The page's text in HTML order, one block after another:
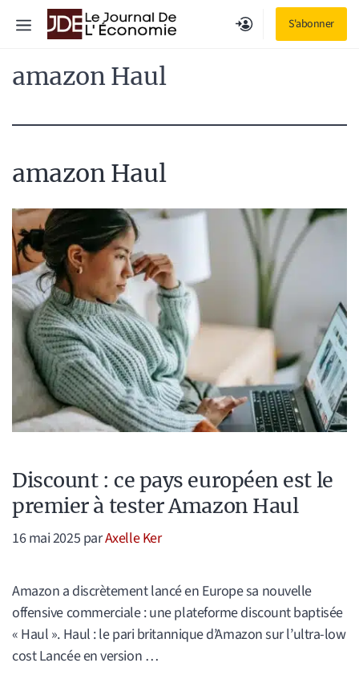
S'abonner
Menu
amazon Haul
amazon Haul
Discount : ce pays européen est le
premier à tester Amazon Haul
16 mai 2025 parAxelle Ker
Amazon a discrètement lancé en Europe sa nouvelle
offensive commerciale : une plateforme discount baptisée
« Haul ». Haul : le pari britannique d’Amazon sur l’ultra-low
cost Lancée en version …